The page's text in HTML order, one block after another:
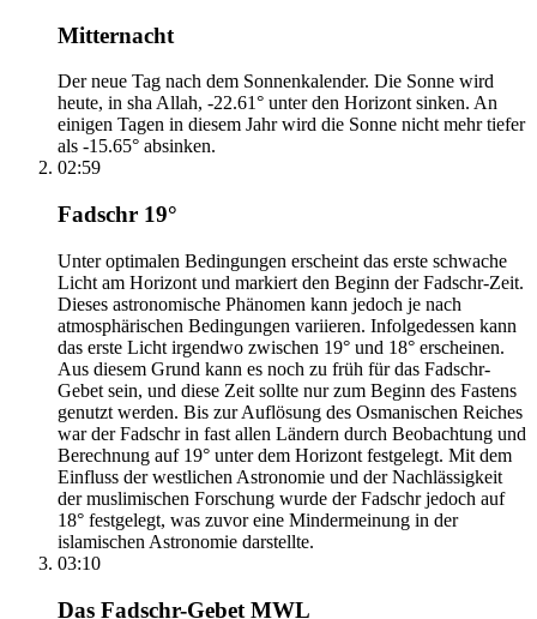
Mitternacht
Der neue Tag nach dem Sonnenkalender. Die Sonne wird
heute, in sha Allah, -22.61° unter den Horizont sinken. An
einigen Tagen in diesem Jahr wird die Sonne nicht mehr tiefer
als -15.65° absinken.
02:59
Fadschr 19°
Unter optimalen Bedingungen erscheint das erste schwache
Licht am Horizont und markiert den Beginn der Fadschr-Zeit.
Dieses astronomische Phänomen kann jedoch je nach
atmosphärischen Bedingungen variieren. Infolgedessen kann
das erste Licht irgendwo zwischen 19° und 18° erscheinen.
Aus diesem Grund kann es noch zu früh für das Fadschr-
Gebet sein, und diese Zeit sollte nur zum Beginn des Fastens
genutzt werden. Bis zur Auflösung des Osmanischen Reiches
war der Fadschr in fast allen Ländern durch Beobachtung und
Berechnung auf 19° unter dem Horizont festgelegt. Mit dem
Einfluss der westlichen Astronomie und der Nachlässigkeit
der muslimischen Forschung wurde der Fadschr jedoch auf
18° festgelegt, was zuvor eine Mindermeinung in der
islamischen Astronomie darstellte.
03:10
Das Fadschr-Gebet MWL